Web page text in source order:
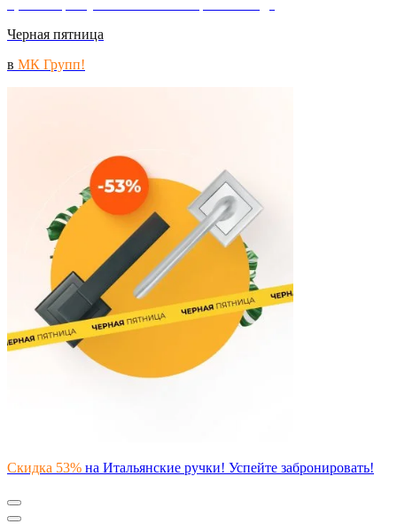
Черная пятница
в МК Групп!
Скидка 53% на Итальянские ручки! Успейте забронировать!